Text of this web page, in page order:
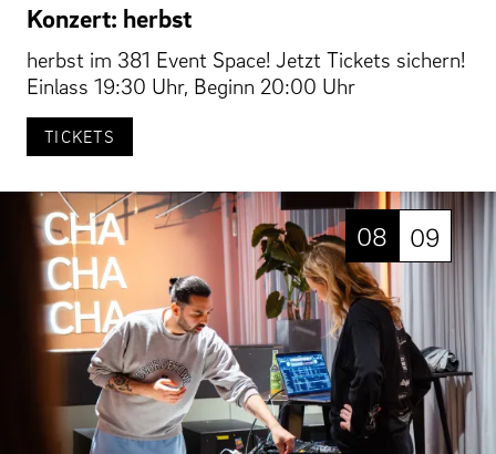
Konzert: herbst
herbst im 381 Event Space! Jetzt Tickets sichern!
Einlass 19:30 Uhr, Beginn 20:00 Uhr
TICKETS
08 09